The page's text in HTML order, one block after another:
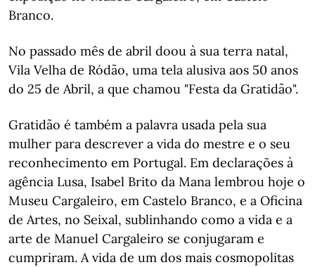
Branco.
No passado mês de abril doou à sua terra natal,
Vila Velha de Ródão, uma tela alusiva aos 50 anos
do 25 de Abril, a que chamou "Festa da Gratidão".
Gratidão é também a palavra usada pela sua
mulher para descrever a vida do mestre e o seu
reconhecimento em Portugal. Em declarações à
agência Lusa, Isabel Brito da Mana lembrou hoje o
Museu Cargaleiro, em Castelo Branco, e a Oficina
de Artes, no Seixal, sublinhando como a vida e a
arte de Manuel Cargaleiro se conjugaram e
cumpriram. A vida de um dos mais cosmopolitas